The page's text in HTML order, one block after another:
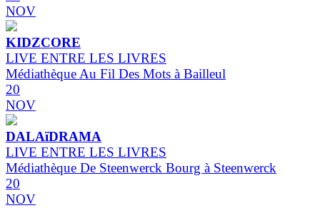
NOV
KIDZCORE
LIVE ENTRE LES LIVRES
Médiathèque Au Fil Des Mots à Bailleul
20
NOV
DALAïDRAMA
LIVE ENTRE LES LIVRES
Médiathèque De Steenwerck Bourg à Steenwerck
20
NOV